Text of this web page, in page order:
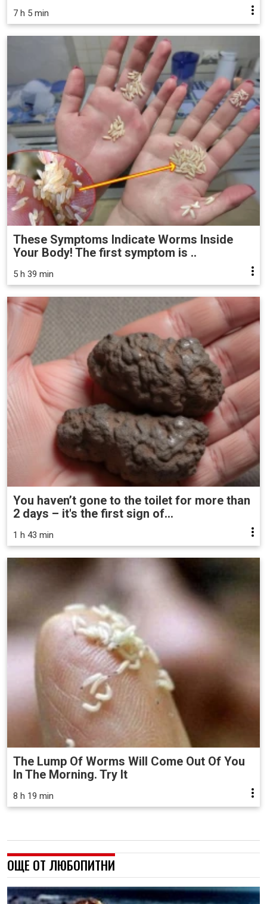
7 h 5 min
These Symptoms Indicate Worms Inside
Your Body! The first symptom is ..
5 h 39 min
You haven’t gone to the toilet for more than
2 days – it's the first sign of...
1 h 43 min
The Lump Of Worms Will Come Out Of You
In The Morning. Try It
8 h 19 min
ОЩЕ ОТ ЛЮБОПИТНИ